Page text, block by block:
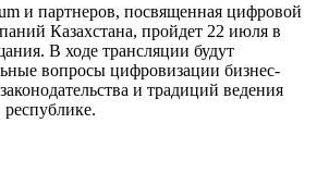
и партнеров, посвященная цифровой
Казахстана, пройдет 22 июля в
В ходе трансляции будут
вопросы цифровизации бизнес-
и традиций ведения
республике.